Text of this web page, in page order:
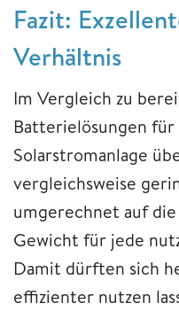
Fazit:
Verhältnis
Im Vergleich zu
Batterielösungen
Solarstromanlage
vergleichsweise
umgerechnet auf
Gewicht für jede
Damit dürften sich
effizienter nutzen